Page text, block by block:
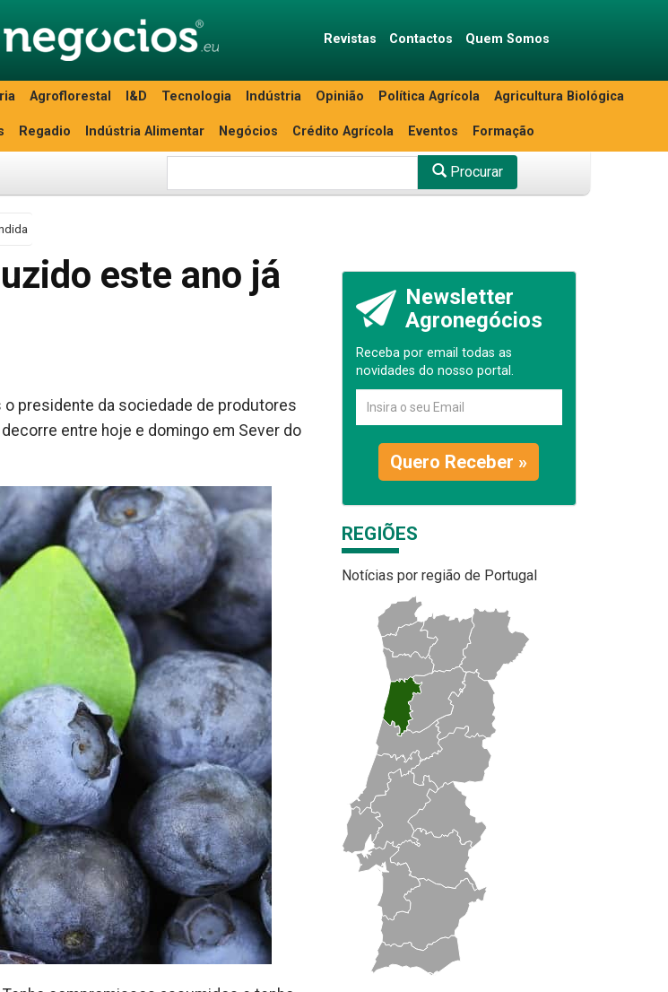
Revistas Contactos Quem Somos
Agroflorestal I&D Tecnologia Indústria Opinião Política Agrícola Agricultura Biológica
Regadio Indústria Alimentar Negócios Crédito Agrícola Eventos Formação
Procurar
este ano já
presidente da sociedade de produtores
entre hoje e domingo em Sever do
Newsletter
Agronegócios
Receba por email todas as
novidades do nosso portal.
Quero Receber »
REGIÕES
Notícias por região de Portugal